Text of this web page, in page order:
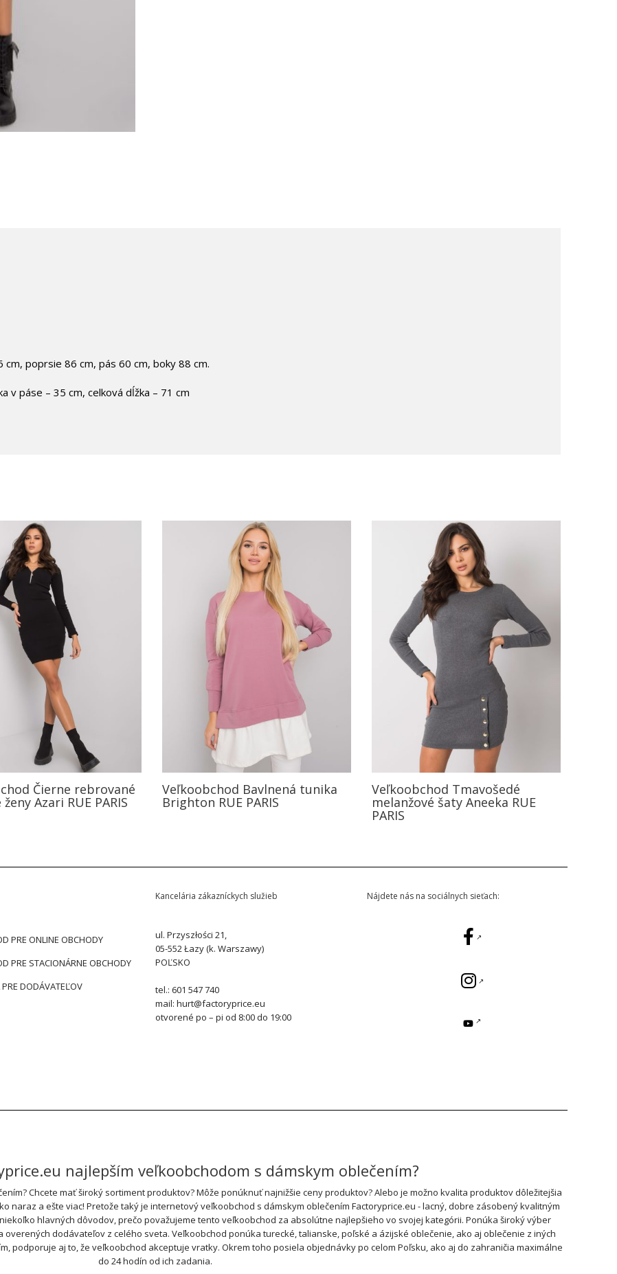
poprsie 86 cm, pás 60 cm, boky 88 cm.
v páse – 35 cm, celková dĺžka – 71 cm
Čierne rebrované
Azari RUE PARIS
Veľkoobchod Bavlnená tunika
Brighton RUE PARIS
Veľkoobchod Tmavošedé
melanžové šaty Aneeka RUE
PARIS
PRE ONLINE OBCHODY
PRE STACIONÁRNE OBCHODY
DODÁVATEĽOV
Kancelária zákazníckych služieb
ul. Przyszłości 21,
05-552 Łazy (k. Warszawy)
POĽSKO
tel.: 601 547 740
mail: hurt@factoryprice.eu
otvorené po – pi od 8:00 do 19:00
Nájdete nás na sociálnych sieťach:
najlepším veľkoobchodom s dámskym oblečením?
Chcete mať široký sortiment produktov? Môže ponúknuť najnižšie ceny produktov? Alebo je možno kvalita produktov dôležitejšia
naraz a ešte viac! Pretože taký je internetový veľkoobchod s dámskym oblečením Factoryprice.eu - lacný, dobre zásobený kvalitným
hlavných dôvodov, prečo považujeme tento veľkoobchod za absolútne najlepšieho vo svojej kategórii. Ponúka široký výber
dodávateľov z celého sveta. Veľkoobchod ponúka turecké, talianske, poľské a ázijské oblečenie, ako aj oblečenie z iných
podporuje aj to, že veľkoobchod akceptuje vratky. Okrem toho posiela objednávky po celom Poľsku, ako aj do zahraničia maximálne
do 24 hodín od ich zadania.